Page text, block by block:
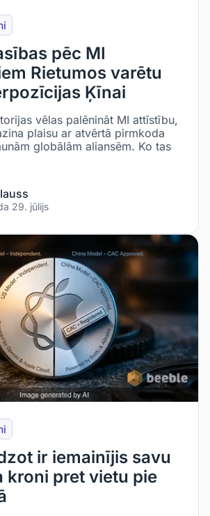
pēc MI
Rietumos varētu
Ķīnai
vēlas palēnināt MI attīstību,
plaisu ar atvērtā pirmkoda
globālām aliansēm. Ko tas
29. jūlijs
ir iemainījis savu
kroni pret vietu pie